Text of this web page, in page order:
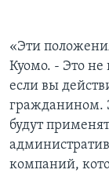
«Эти
Куомо. - Это не
если вы
гражданином.
будут
компаний,